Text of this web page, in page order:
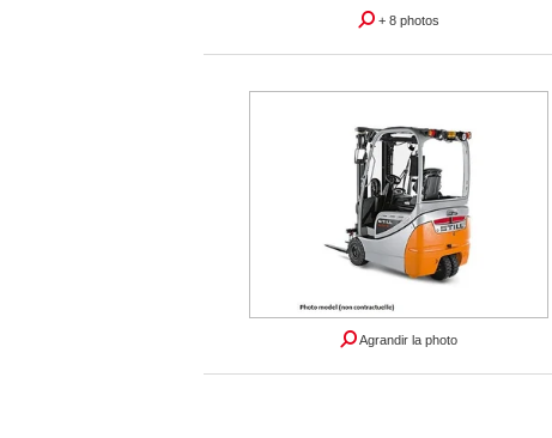
+ 8 photos
Agrandir la photo